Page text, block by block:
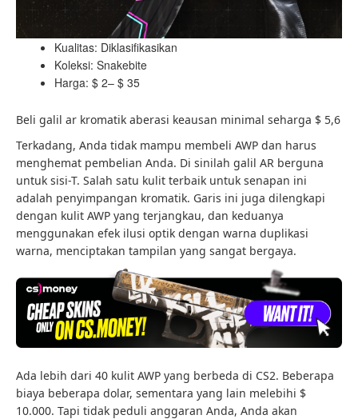
Kualitas: Diklasifikasikan
Koleksi: Snakebite
Harga: $ 2– $ 35
Beli galil ar kromatik aberasi keausan minimal seharga $ 5,6
Terkadang, Anda tidak mampu membeli AWP dan harus
menghemat pembelian Anda. Di sinilah galil AR berguna
untuk sisi-T. Salah satu kulit terbaik untuk senapan ini
adalah penyimpangan kromatik. Garis ini juga dilengkapi
dengan kulit AWP yang terjangkau, dan keduanya
menggunakan efek ilusi optik dengan warna duplikasi
warna, menciptakan tampilan yang sangat bergaya.
Ada lebih dari 40 kulit AWP yang berbeda di CS2. Beberapa
biaya beberapa dolar, sementara yang lain melebihi $
10.000. Tapi tidak peduli anggaran Anda, Anda akan